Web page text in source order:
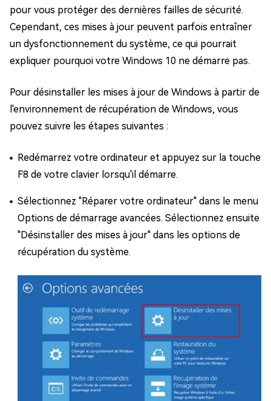
pour vous protéger des dernières failles de sécurité.
Cependant, ces mises à jour peuvent parfois entraîner
un dysfonctionnement du système, ce qui pourrait
expliquer pourquoi votre Windows 10 ne démarre pas.
Pour désinstaller les mises à jour de Windows à partir de
l'environnement de récupération de Windows, vous
pouvez suivre les étapes suivantes :
Redémarrez votre ordinateur et appuyez sur la touche
F8 de votre clavier lorsqu'il démarre.
Sélectionnez "Réparer votre ordinateur" dans le menu
Options de démarrage avancées. Sélectionnez ensuite
"Désinstaller des mises à jour" dans les options de
récupération du système.